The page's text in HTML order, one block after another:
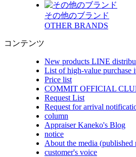
その他のブランド
OTHER BRANDS
コンテンツ
New products LINE
List of high-value purchase
Price list
COMMIT OFFICIAL
Request List
Request for arrival
column
Appraiser Kaneko's Blog
notice
About the media (published
customer's voice